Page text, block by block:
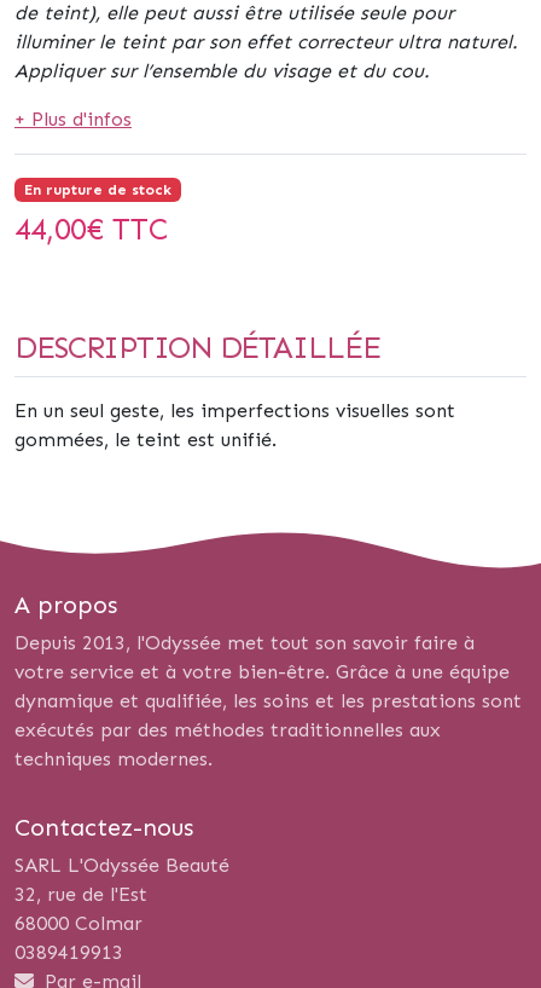
de teint), elle peut aussi être utilisée seule pour
illuminer le teint par son effet correcteur ultra naturel.
Appliquer sur l’ensemble du visage et du cou.
+ Plus d'infos
En rupture de stock
44,00€ TTC
DESCRIPTION DÉTAILLÉE
En un seul geste, les imperfections visuelles sont
gommées, le teint est unifié.
A propos
Depuis 2013, l'Odyssée met tout son savoir faire à
votre service et à votre bien-être. Grâce à une équipe
dynamique et qualifiée, les soins et les prestations sont
exécutés par des méthodes traditionnelles aux
techniques modernes.
Contactez-nous
SARL L'Odyssée Beauté
32, rue de l'Est
68000 Colmar
0389419913
Par e-mail